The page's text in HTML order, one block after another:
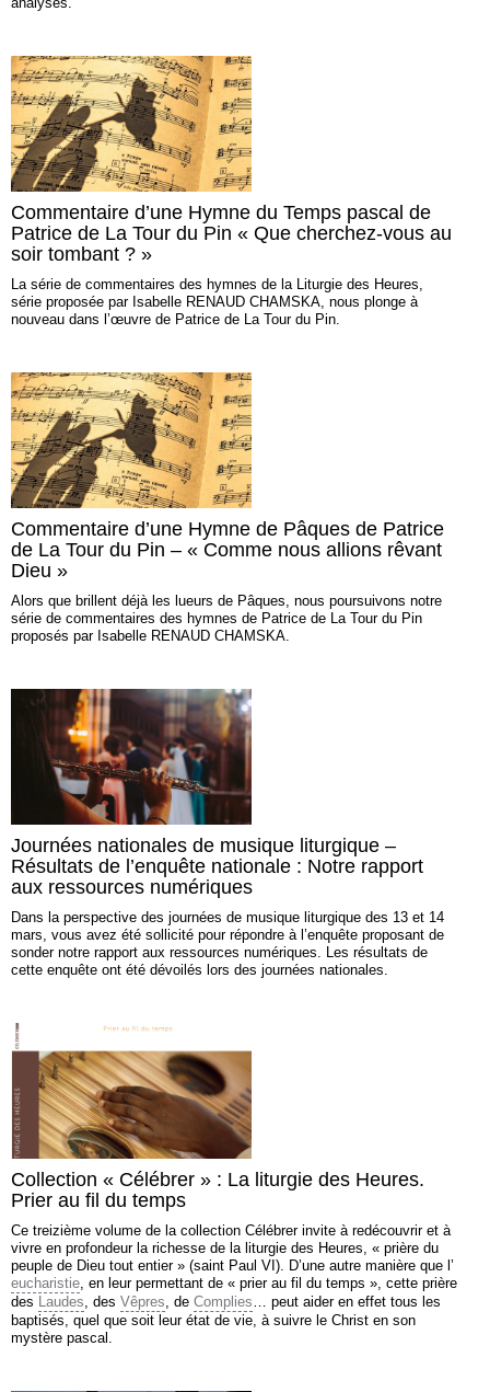
Commentaire d’une Hymne du Temps pascal de
Patrice de La Tour du Pin « Que cherchez-vous au
soir tombant ? »
La série de commentaires des hymnes de la Liturgie des Heures,
série proposée par Isabelle RENAUD CHAMSKA, nous plonge à
nouveau dans l’œuvre de Patrice de La Tour du Pin.
Commentaire d’une Hymne de Pâques de Patrice
de La Tour du Pin – « Comme nous allions rêvant
Dieu »
Alors que brillent déjà les lueurs de Pâques, nous poursuivons notre
série de commentaires des hymnes de Patrice de La Tour du Pin
proposés par Isabelle RENAUD CHAMSKA.
Journées nationales de musique liturgique –
Résultats de l’enquête nationale : Notre rapport
aux ressources numériques
Dans la perspective des journées de musique liturgique des 13 et 14
mars, vous avez été sollicité pour répondre à l’enquête proposant de
sonder notre rapport aux ressources numériques. Les résultats de
cette enquête ont été dévoilés lors des journées nationales.
Collection « Célébrer » : La liturgie des Heures.
Prier au fil du temps
Ce treizième volume de la collection Célébrer invite à redécouvrir et à
vivre en profondeur la richesse de la liturgie des Heures, « prière du
peuple de Dieu tout entier » (saint Paul VI). D’une autre manière que l’
eucharistie, en leur permettant de « prier au fil du temps », cette prière
des Laudes, des Vêpres, de Complies… peut aider en effet tous les
baptisés, quel que soit leur état de vie, à suivre le Christ en son
mystère pascal.